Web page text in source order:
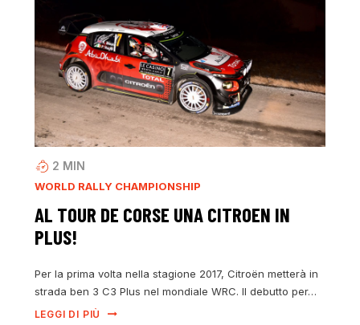
2 MIN
WORLD RALLY CHAMPIONSHIP
AL TOUR DE CORSE UNA CITROEN IN
PLUS!
Per la prima volta nella stagione 2017, Citroën metterà in
strada ben 3 C3 Plus nel mondiale WRC. Il debutto per…
LEGGI DI PIÙ